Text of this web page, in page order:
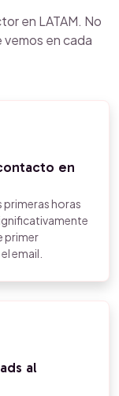
en LATAM. No
en cada
en
primeras horas
primer
email.
al